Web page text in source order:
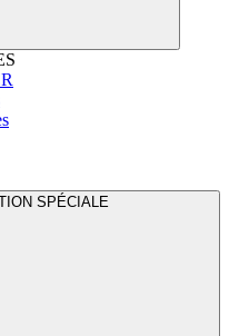
SPÉCIALE